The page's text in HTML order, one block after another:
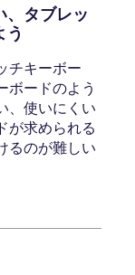
、タブレッ
チキーボー
ボードのよう
、使いにくい
が求められる
るのが難しい